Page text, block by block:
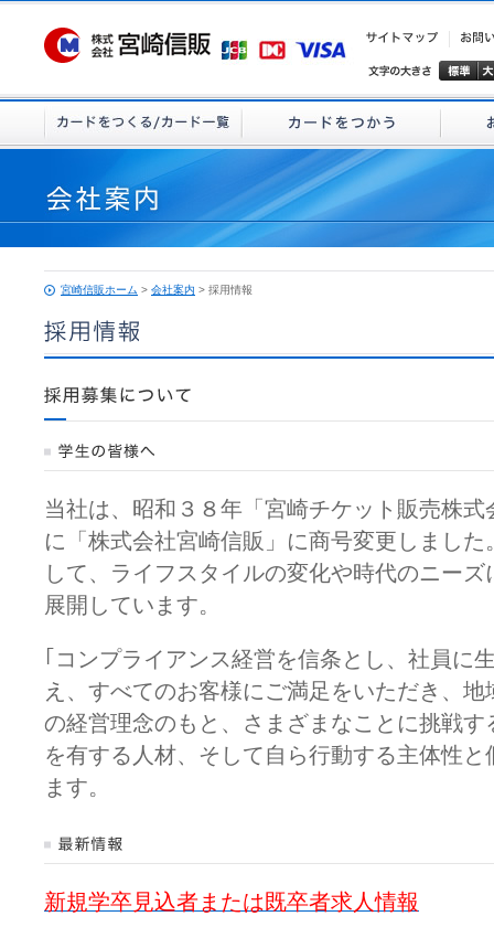
宮崎信販ホーム > 会社案内 > 採用情報
当社は、昭和３８年「宮崎チケット販売株
に「株式会社宮崎信販」に商号変更しまし
して、ライフスタイルの変化や時代のニー
展開しています。
｢コンプライアンス経営を信条とし、社員に
え、すべてのお客様にご満足をいただき、
の経営理念のもと、さまざまなことに挑戦
を有する人材、そして自ら行動する主体性
ます。
新規学卒見込者または既卒者求人情報